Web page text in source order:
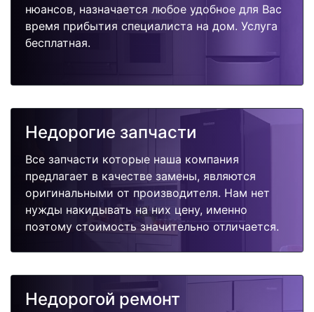
нюансов, назначается любое удобное для Вас
время прибытия специалиста на дом. Услуга
бесплатная.
Недорогие запчасти
Все запчасти которые наша компания
предлагает в качестве замены, являются
оригинальными от производителя. Нам нет
нужды накидывать на них цену, именно
поэтому стоимость значительно отличается.
Недорогой ремонт